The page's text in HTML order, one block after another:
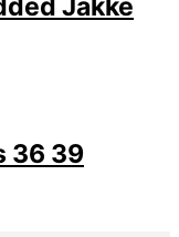
Jakke
kr..
36 39